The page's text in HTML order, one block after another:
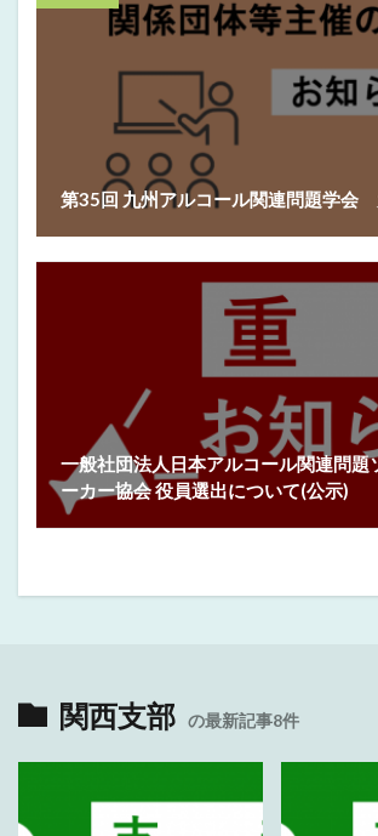
第35回 九州アルコール関連問題学会
一般社団法人日本アルコール関連問題
ーカー協会 役員選出について(公示)
関西支部 の最新記事8件